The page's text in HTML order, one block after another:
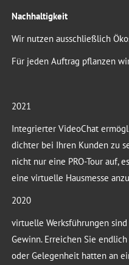
Nachhaltigkeit
Wir nutzen ausschließlich
Für jeden Auftrag pflanzen
2021
Integrierter VideoChat
dichter bei Ihren Kunden zu
nicht nur eine PRO-Tour auf,
eine virtuelle Hausmesse
2020
virtuelle Werksführungen
Gewinn. Erreichen Sie
oder Gelegenheit hatten an